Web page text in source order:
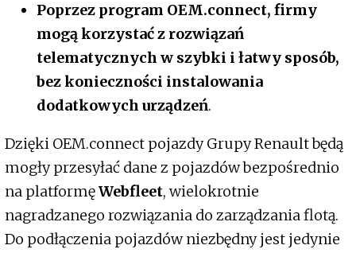
Poprzez program OEM.connect, firmy
mogą korzystać z rozwiązań
telematycznych w szybki i łatwy sposób,
bez konieczności instalowania
dodatkowych urządzeń.
Dzięki OEM.connect pojazdy Grupy Renault będą
mogły przesyłać dane z pojazdów bezpośrednio
na platformęWebfleet, wielokrotnie
nagradzanego rozwiązania do zarządzania flotą.
Do podłączenia pojazdów niezbędny jest jedynie